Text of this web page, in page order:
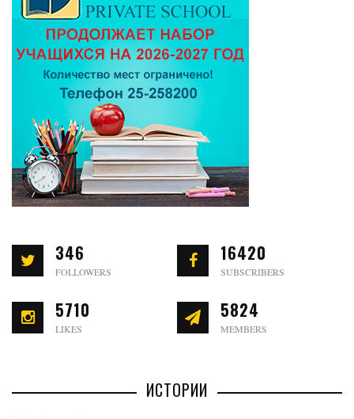
346
FOLLOWERS
16420
SUBSCRIBERS
5710
LIKES
5824
MEMBERS
ИСТОРИИ